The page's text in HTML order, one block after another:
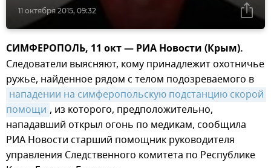
11 октября 2015, 09:32
СИМФЕРОПОЛЬ, 11 окт — РИА Новости (Крым).
Следователи выясняют, кому принадлежит охотничье
ружье, найденное рядом с телом подозреваемого в
нападении на симферопольскую подстанцию скорой
помощи , из которого, предположительно,
нападавший открыл огонь по медикам, сообщила
РИА Новости старший помощник руководителя
управления Следственного комитета по Республике